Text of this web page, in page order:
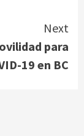
Next
para
19 en BC